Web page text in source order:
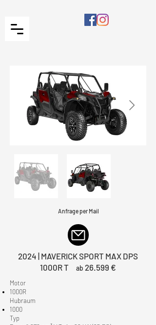
Anfrage per Mail
2024 | MAVERICK SPORT MAX DPS
1000R T ab 26.599 €
Motor
1000R
Hubraum
1000
Typ